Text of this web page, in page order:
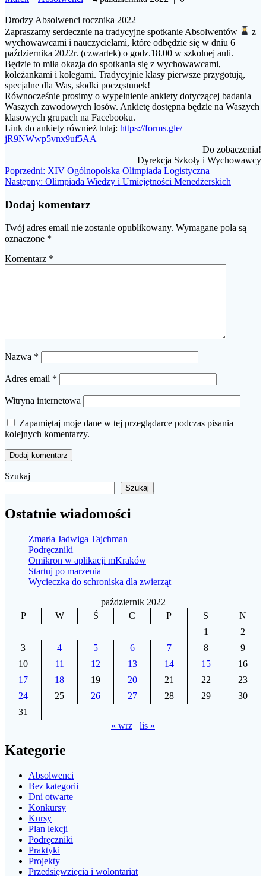
Drodzy Absolwenci rocznika 2022
Zapraszamy serdecznie na tradycyjne spotkanie Absolwentów
z
wychowawcami i nauczycielami, które odbędzie się w dniu 6
października 2022r. (czwartek) o godz.18.00 w szkolnej auli.
Będzie to miła okazja do spotkania się z wychowawcami,
koleżankami i kolegami. Tradycyjnie klasy pierwsze przygotują,
specjalne dla Was, słodki poczęstunek!
Równocześnie prosimy o wypełnienie ankiety dotyczącej badania
Waszych zawodowych losów. Ankietę dostępna będzie na Waszych
klasowych grupach na Facebooku.
Link do ankiety również tutaj: https://forms.gle/
jR9NWwp5vnx9uf5AA
Do zobaczenia!
Dyrekcja Szkoły i Wychowawcy
Nawigacja
wpisu
Poprzedni: Poprzedni
wpis:
XIV Ogólnopolska Olimpiada Logistyczna
Następny: Następny
Olimpiada Wiedzy i Umiejętności Menedżerskich
Dodaj komentarz
Twój adres email nie zostanie opublikowany. Wymagane pola są
oznaczone *
Komentarz *
Nazwa *
Adres email *
Witryna internetowa
Zapamiętaj moje dane w tej przeglądarce podczas pisania
kolejnych komentarzy.
Szukaj
Szukaj
Ostatnie wiadomości
Zmarła Jadwiga Tajchman
Podręczniki
Omikron w aplikacji mKraków
Startuj po marzenia
Wycieczka do schroniska dla zwierząt
październik 2022
P
W Ś C P S
N
1
2
3
4 5 6 7 8
9
10
11 12 13 14 15
16
17
18 19 20 21 22
23
24
25 26 27 28 29
30
31
« wrz
lis »
Kategorie
Absolwenci
Bez kategorii
Dni otwarte
Konkursy
Kursy
Plan lekcji
Podręczniki
Praktyki
Projekty
Przedsięwzięcia i wolontariat